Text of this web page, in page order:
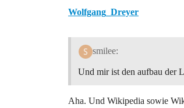
Wolfgang_Dreyer
smilee:
Und mir ist den aufbau der
Aha. Und Wikipedia sowie